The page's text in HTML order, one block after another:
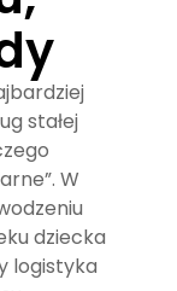
stałej
W
dziecka
logistyka